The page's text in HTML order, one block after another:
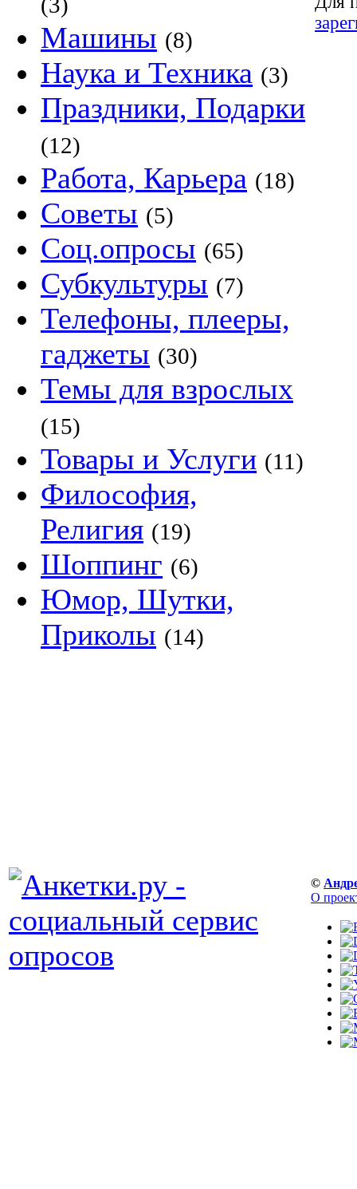
Машины (8)
Наука и Техника (3)
Праздники, Подарки
(12)
Работа, Карьера (18)
Советы (5)
Соц.опросы (65)
Субкультуры (7)
Телефоны, плееры,
гаджеты (30)
Темы для взрослых
(15)
Товары и Услуги (11)
Философия,
Религия (19)
Шоппинг (6)
Юмор, Шутки,
Приколы (14)
©
О